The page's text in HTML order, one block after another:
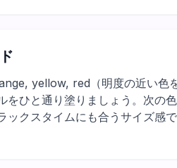
yellow, red（明度の近い色
をひと通り塗りましょう。次の
ックスタイムにも合うサイズ感